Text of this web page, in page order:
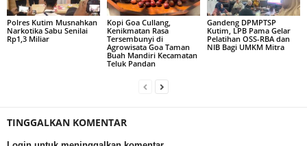
Polres Kutim Musnahkan
Narkotika Sabu Senilai
Rp1,3 Miliar
Kopi Goa Cullang,
Kenikmatan Rasa
Tersembunyi di
Agrowisata Goa Taman
Buah Mandiri Kecamatan
Teluk Pandan
Gandeng DPMPTSP
Kutim, LPB Pama Gelar
Pelatihan OSS-RBA dan
NIB Bagi UMKM Mitra
TINGGALKAN KOMENTAR